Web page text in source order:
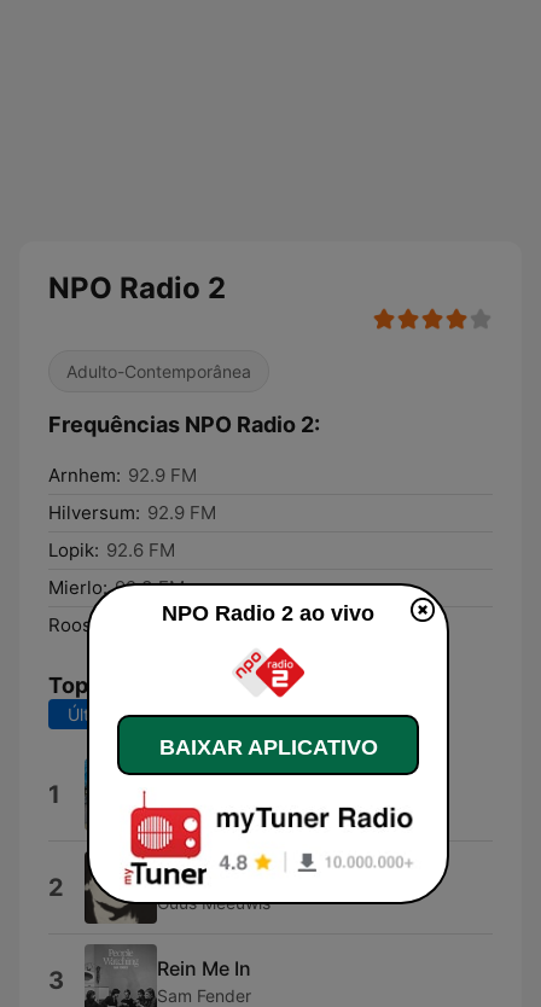
NPO Radio 2
Adulto-Contemporânea
Frequências NPO Radio 2:
Arnhem: 92.9 FM
Hilversum: 92.9 FM
Lopik: 92.6 FM
Mierlo: 92.3 FM
Roosendaal:
95.9 FM
Top Músicas
Últimos 7 dias Últimos 30 dias
1 Old Summers (feat. philine)
Melle
2 Brabant
Guus Meeuwis
3 Rein Me In
Sam Fender
NPO Radio 2 ao vivo
BAIXAR APLICATIVO